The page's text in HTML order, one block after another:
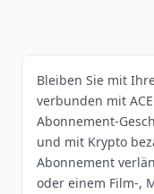
Bleiben Sie mit
verbunden mit
Abonnement-
und mit Krypto
Abonnement
oder einem Film-,